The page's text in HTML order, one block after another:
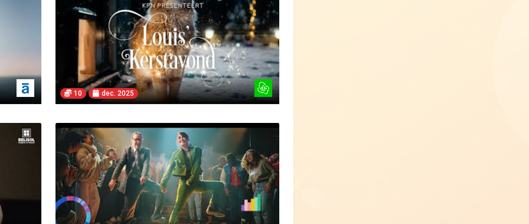
10 dec. 2025